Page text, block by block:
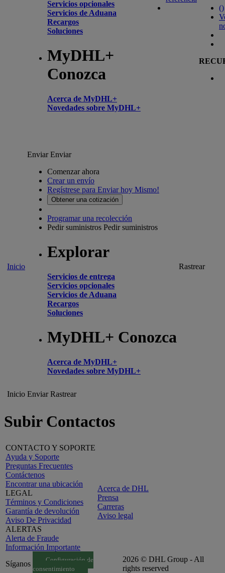
Servicios opcionales
Servicios de Aduana
Recargos
Soluciones
MyDHL+
Conozca
Acerca de MyDHL+
Novedades sobre MyDHL+
()
Inicio
EnviarEnviar
Comenzar ahora
Crear un envío
Regístrese para Enviar hoy Mismo!
Obtener una cotización
Programar una recolección
Pedir suministros Pedir suministros
Explorar
Servicios de entrega
Servicios opcionales
Servicios de Aduana
Recargos
Soluciones
MyDHL+ Conozca
Acerca de MyDHL+
Novedades sobre MyDHL+
Rastrear
Inicio Enviar Rastrear
Subir Contactos
CONTACTO Y SOPORTE
Ayuda y Soporte
Preguntas Frecuentes
Contáctenos
Encontrar una ubicación
LEGAL
Términos y Condiciones
Garantía de devolución
Aviso De Privacidad
ALERTAS
Alerta de Fraude
Información Importante
Acerca de DHL
Prensa
Carreras
Aviso legal
Síganos
Configuración de
consentimiento
2026 © DHL Group - All
rights reserved